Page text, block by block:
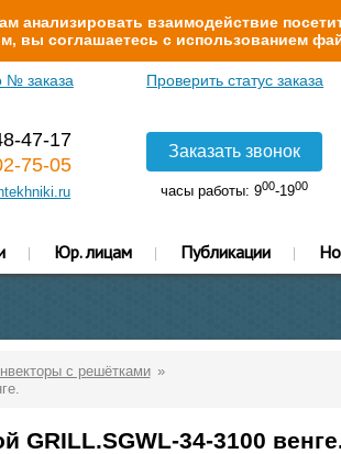
анализировать взаимодействие
вы соглашаетесь с использованием
№ заказа Проверить статус заказа
47-17
75-05
Заказать звонок
часы работы: 900-1900
Юр. лицам Публикации
с решётками
GRILL.SGWL-34-3100